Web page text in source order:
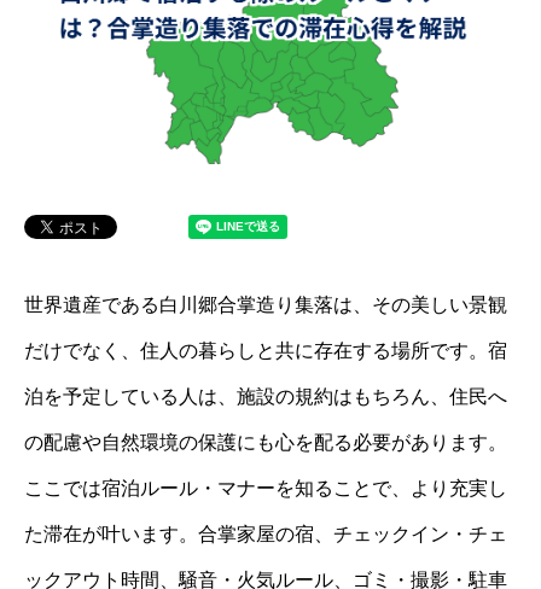
世界遺産である白川郷合掌造り集落は、その美しい景観
だけでなく、住人の暮らしと共に存在する場所です。宿
泊を予定している人は、施設の規約はもちろん、住民へ
の配慮や自然環境の保護にも心を配る必要があります。
ここでは宿泊ルール・マナーを知ることで、より充実し
た滞在が叶います。合掌家屋の宿、チェックイン・チェ
ックアウト時間、騒音・火気ルール、ゴミ・撮影・駐車